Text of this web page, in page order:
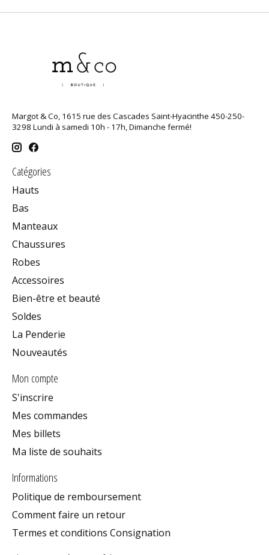
Margot & Co, 1615 rue des Cascades Saint-Hyacinthe 450-250-
3298 Lundi à samedi 10h - 17h, Dimanche fermé!
Catégories
Hauts
Bas
Manteaux
Chaussures
Robes
Accessoires
Bien-être et beauté
Soldes
La Penderie
Nouveautés
Mon compte
S'inscrire
Mes commandes
Mes billets
Ma liste de souhaits
Informations
Politique de remboursement
Comment faire un retour
Termes et conditions Consignation